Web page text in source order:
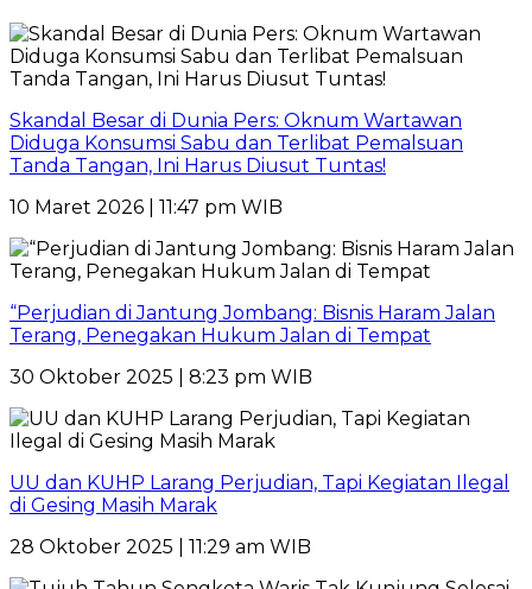
Skandal Besar di Dunia Pers: Oknum Wartawan
Diduga Konsumsi Sabu dan Terlibat Pemalsuan
Tanda Tangan, Ini Harus Diusut Tuntas!
10 Maret 2026 | 11:47 pm WIB
“Perjudian di Jantung Jombang: Bisnis Haram Jalan
Terang, Penegakan Hukum Jalan di Tempat
30 Oktober 2025 | 8:23 pm WIB
UU dan KUHP Larang Perjudian, Tapi Kegiatan Ilegal
di Gesing Masih Marak
28 Oktober 2025 | 11:29 am WIB